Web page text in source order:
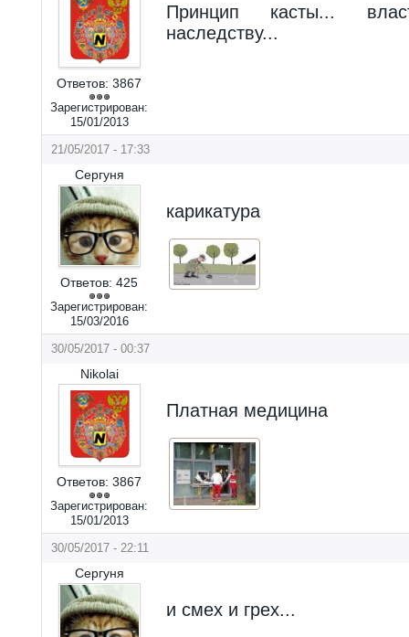
Ответов: 3867
Зарегистрирован:
15/01/2013
Принцип касты...
наследству...
21/05/2017 - 17:33
Сергуня
Ответов: 425
Зарегистрирован:
15/03/2016
карикатура
30/05/2017 - 00:37
Nikolai
Ответов: 3867
Зарегистрирован:
15/01/2013
Платная медицина
30/05/2017 - 22:11
Сергуня
и смех и грех...